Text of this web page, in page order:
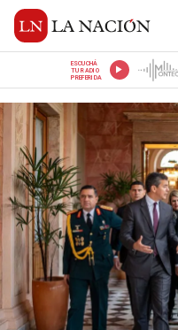
ESCUCHÁ
TU RADIO
PREFERIDA